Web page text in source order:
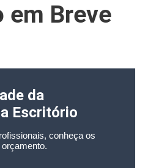
em Breve
da
Escritório
conheça os